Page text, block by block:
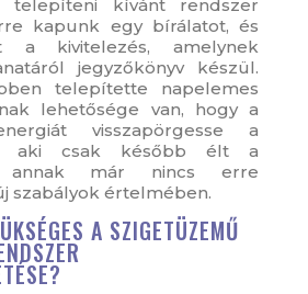
telepíteni kívánt rendszer
kapunk egy bírálatot, és
a kivitelezés, amelynek
jegyzőkönyv készül.
telepítette napelemes
lehetősége van, hogy a
visszapörgesse a
aki csak később élt a
annak már nincs erre
szabályok értelmében.
A SZIGETÜZEMŰ